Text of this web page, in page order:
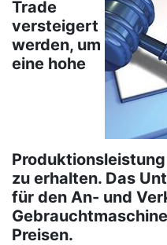
Trade
versteigert
werden, um
eine hohe
zu erhalten. Das
für den An- und
Preisen.